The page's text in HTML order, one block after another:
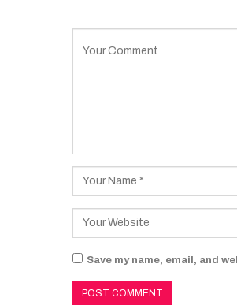
Save my name, email, and